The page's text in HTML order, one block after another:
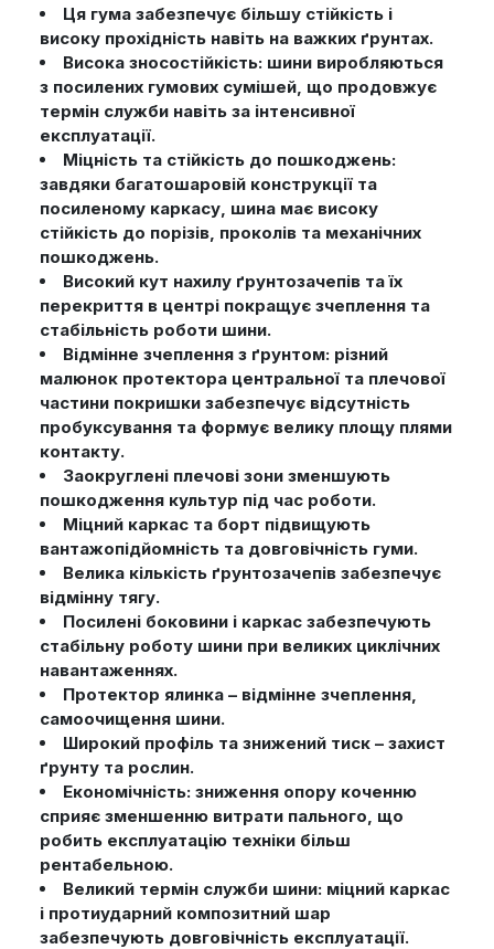
Ця гума забезпечує більшу стійкість і
високу прохідність навіть на важких ґрунтах.
Висока зносостійкість: шини виробляються
з посилених гумових сумішей, що продовжує
термін служби навіть за інтенсивної
експлуатації.
Міцність та стійкість до пошкоджень:
завдяки багатошаровій конструкції та
посиленому каркасу, шина має високу
стійкість до порізів, проколів та механічних
пошкоджень.
Високий кут нахилу ґрунтозачепів та їх
перекриття в центрі покращує зчеплення та
стабільність роботи шини.
Відмінне зчеплення з ґрунтом: різний
малюнок протектора центральної та плечової
частини покришки забезпечує відсутність
пробуксування та формує велику площу плями
контакту.
Заокруглені плечові зони зменшують
пошкодження культур під час роботи.
Міцний каркас та борт підвищують
вантажопідйомність та довговічність гуми.
Велика кількість ґрунтозачепів забезпечує
відмінну тягу.
Посилені боковини і каркас забезпечують
стабільну роботу шини при великих циклічних
навантаженнях.
Протектор ялинка – відмінне зчеплення,
самоочищення шини.
Широкий профіль та знижений тиск – захист
ґрунту та рослин.
Економічність: зниження опору коченню
сприяє зменшенню витрати пального, що
робить експлуатацію техніки більш
рентабельною.
Великий термін служби шини: міцний каркас
і протиударний композитний шар
забезпечують довговічність експлуатації.